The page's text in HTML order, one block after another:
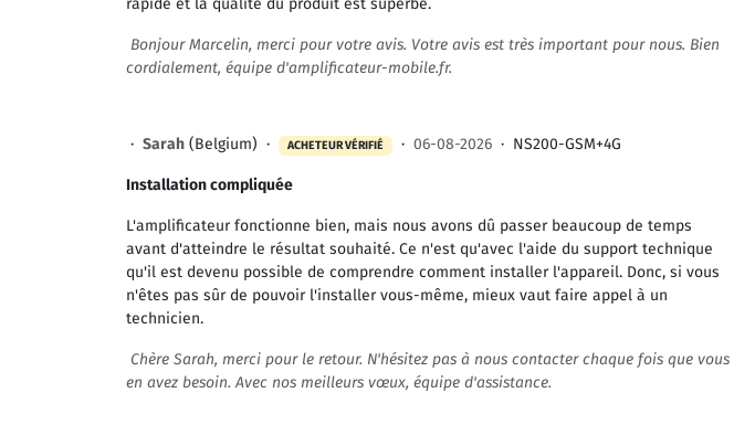
rapide et la qualité du produit est superbe.
Bonjour Marcelin, merci pour votre avis. Votre avis est très important pour nous. Bien
cordialement, équipe d'amplificateur-mobile.fr.
· Sarah (Belgium) · ACHETEUR VÉRIFIÉ · 06-08-2026 · NS200-GSM+4G
Installation compliquée
L'amplificateur fonctionne bien, mais nous avons dû passer beaucoup de temps
avant d'atteindre le résultat souhaité. Ce n'est qu'avec l'aide du support technique
qu'il est devenu possible de comprendre comment installer l'appareil. Donc, si vous
n'êtes pas sûr de pouvoir l'installer vous-même, mieux vaut faire appel à un
technicien.
Chère Sarah, merci pour le retour. N'hésitez pas à nous contacter chaque fois que vous
en avez besoin. Avec nos meilleurs vœux, équipe d'assistance.